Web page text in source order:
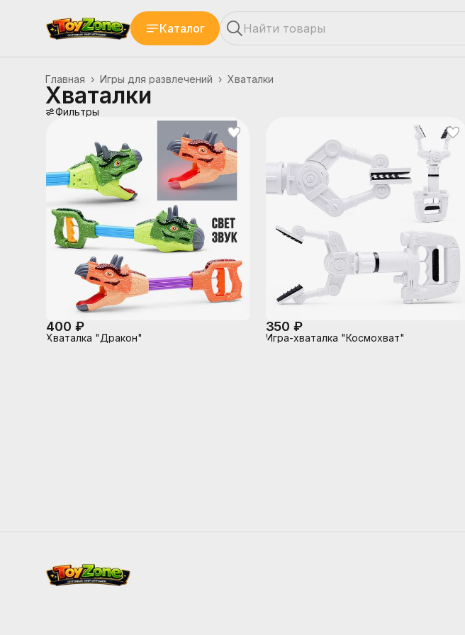
Каталог
Хваталки
Игры для развлечений ›
Главная ›
Хваталки
Фильтры
400 ₽
Хваталка "Дракон"
350 ₽
Игра-хваталка "Космохват"